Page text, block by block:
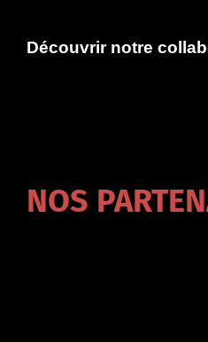
Découvrir notre
NOS